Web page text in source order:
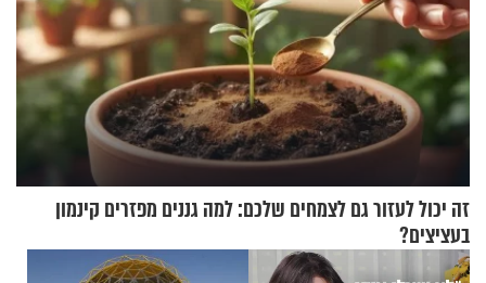
זה יכול לעזור גם לצמחים שלכם: למה גננים מפזרים קינמון
בעציצים?